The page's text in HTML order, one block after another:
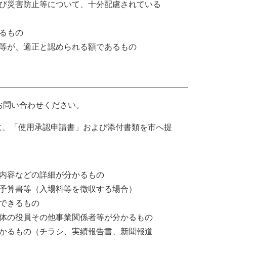
災害防止等について、十分配慮されている
もの
が、適正と認められる額であるもの
い合わせください。
「使用承認申請書」および添付書類を市へ提
容などの詳細が分かるもの
書等（入場料等を徴収する場合）
きるもの
の役員その他事業関係者等が分かるもの
るもの（チラシ、実績報告書、新聞報道